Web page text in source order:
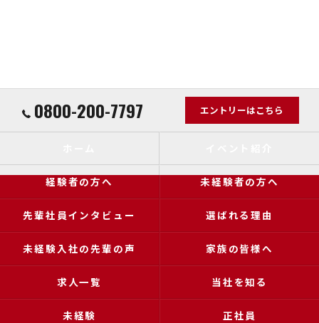
0800-200-7797 エントリーはこちら
経験者の方へ 未経験者の方へ
先輩社員インタビュー 選ばれる理由
未経験入社の先輩の声 家族の皆様へ
求人一覧 当社を知る
未経験 正社員